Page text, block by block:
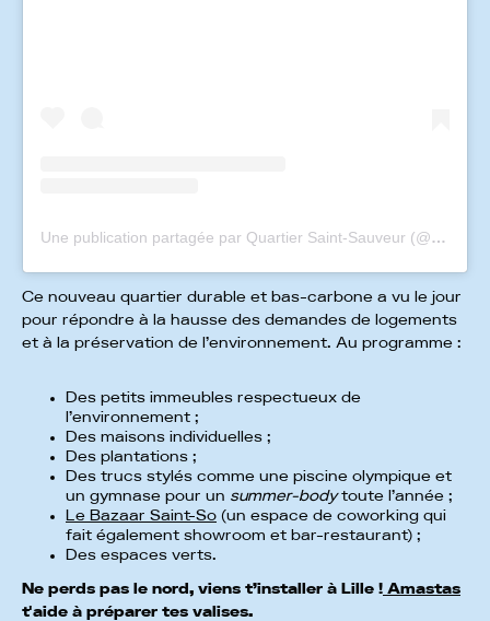
Une publication partagée par Quartier Saint-Sauveur (@quartiersaintsauveur)
Ce nouveau quartier durable et bas-carbone a vu le jour
pour répondre à la hausse des demandes de logements
et à la préservation de l’environnement. Au programme :
Des petits immeubles respectueux de
l’environnement ;
Des maisons individuelles ;
Des plantations ;
Des trucs stylés comme une piscine olympique et
un gymnase pour un summer-bodytoute l’année ;
Le Bazaar Saint-So (un espace de coworking qui
fait également showroom et bar-restaurant) ;
Des espaces verts.
Ne perds pas le nord, viens t’installer à Lille ! Amastas
t'aide à préparer tes valises.